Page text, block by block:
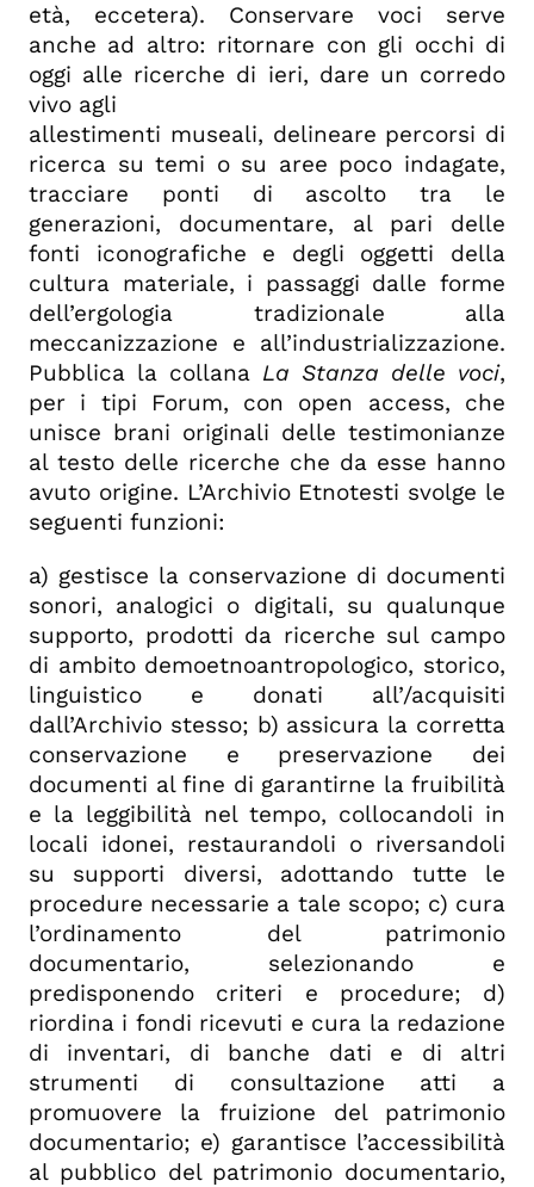
età, eccetera). Conservare voci serve
anche ad altro: ritornare con gli occhi di
oggi alle ricerche di ieri, dare un corredo
vivo agli
allestimenti museali, delineare percorsi di
ricerca su temi o su aree poco indagate,
tracciare ponti di ascolto tra le
generazioni, documentare, al pari delle
fonti iconografiche e degli oggetti della
cultura materiale, i passaggi dalle forme
dell’ergologia tradizionale alla
meccanizzazione e all’industrializzazione.
Pubblica la collana La Stanza delle voci,
per i tipi Forum, con open access, che
unisce brani originali delle testimonianze
al testo delle ricerche che da esse hanno
avuto origine. L’Archivio Etnotesti svolge le
seguenti funzioni:
a) gestisce la conservazione di documenti
sonori, analogici o digitali, su qualunque
supporto, prodotti da ricerche sul campo
di ambito demoetnoantropologico, storico,
linguistico e donati all’/acquisiti
dall’Archivio stesso; b) assicura la corretta
conservazione e preservazione dei
documenti al fine di garantirne la fruibilità
e la leggibilità nel tempo, collocandoli in
locali idonei, restaurandoli o riversandoli
su supporti diversi, adottando tutte le
procedure necessarie a tale scopo; c) cura
l’ordinamento del patrimonio
documentario, selezionando e
predisponendo criteri e procedure; d)
riordina i fondi ricevuti e cura la redazione
di inventari, di banche dati e di altri
strumenti di consultazione atti a
promuovere la fruizione del patrimonio
documentario; e) garantisce l’accessibilità
al pubblico del patrimonio documentario,